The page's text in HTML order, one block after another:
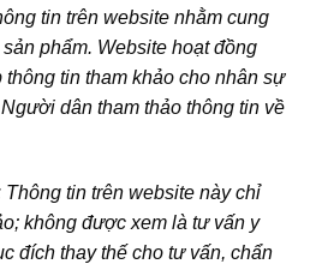
tin trên website nhằm cung
phẩm. Website hoạt đồng
tin tham khảo cho nhân sự
dân tham thảo thông tin về
Thông tin trên website này chỉ
không được xem là tư vấn y
đích thay thế cho tư vấn, chẩn